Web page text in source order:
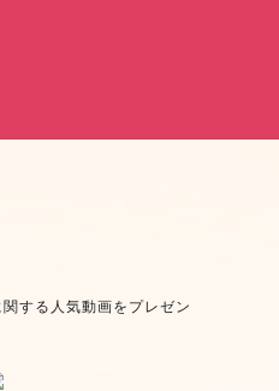
する人気動画をプレゼン